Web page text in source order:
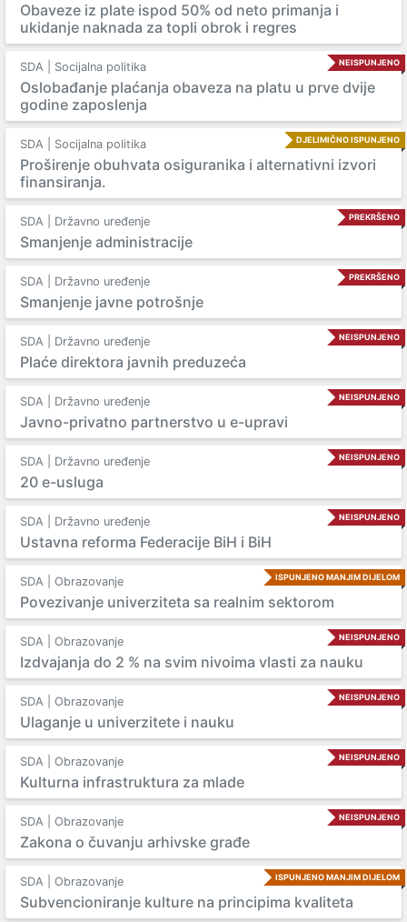
Obaveze iz plate ispod 50% od neto primanja i
ukidanje naknada za topli obrok i regres
NEISPUNJENO
SDA | Socijalna politika
Oslobađanje plaćanja obaveza na platu u prve dvije
godine zaposlenja
DJELIMIČNO ISPUNJENO
SDA | Socijalna politika
Proširenje obuhvata osiguranika i alternativni izvori
finansiranja.
PREKRŠENO
SDA | Državno uređenje
Smanjenje administracije
PREKRŠENO
SDA | Državno uređenje
Smanjenje javne potrošnje
NEISPUNJENO
SDA | Državno uređenje
Plaće direktora javnih preduzeća
NEISPUNJENO
SDA | Državno uređenje
Javno-privatno partnerstvo u e-upravi
NEISPUNJENO
SDA | Državno uređenje
20 e-usluga
NEISPUNJENO
SDA | Državno uređenje
Ustavna reforma Federacije BiH i BiH
ISPUNJENO MANJIM DIJELOM
SDA | Obrazovanje
Povezivanje univerziteta sa realnim sektorom
NEISPUNJENO
SDA | Obrazovanje
Izdvajanja do 2 % na svim nivoima vlasti za nauku
NEISPUNJENO
SDA | Obrazovanje
Ulaganje u univerzitete i nauku
NEISPUNJENO
SDA | Obrazovanje
Kulturna infrastruktura za mlade
NEISPUNJENO
SDA | Obrazovanje
Zakona o čuvanju arhivske građe
ISPUNJENO MANJIM DIJELOM
SDA | Obrazovanje
Subvencioniranje kulture na principima kvaliteta